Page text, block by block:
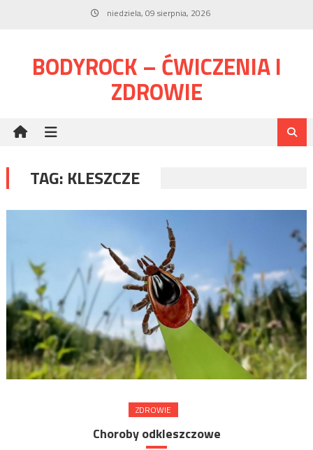
niedziela, 09 sierpnia, 2026
BODYROCK – ĆWICZENIA I
ZDROWIE
TAG: KLESZCZE
ZDROWIE
Choroby odkleszczowe